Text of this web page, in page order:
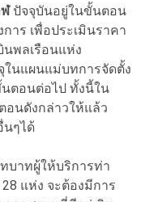
ฬปัจจุบันอยู่ในขั้นตอน
าร เพื่อประเมินราคา
นพลเรือนแห่ง
ในแผนแม่บทการจัดตั้ง
ตอนต่อไป ทั้งนี้ใน
อนดังกล่าวให้แล้ว
นๆได้
บาทผู้ให้บริการท่า
แห่ง จะต้องมีการ